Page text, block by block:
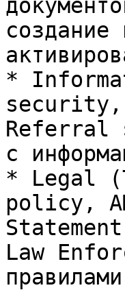
*
Referral
с
* Legal
policy,
Law